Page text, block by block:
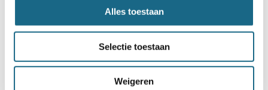
Alles toestaan
Selectie toestaan
Weigeren